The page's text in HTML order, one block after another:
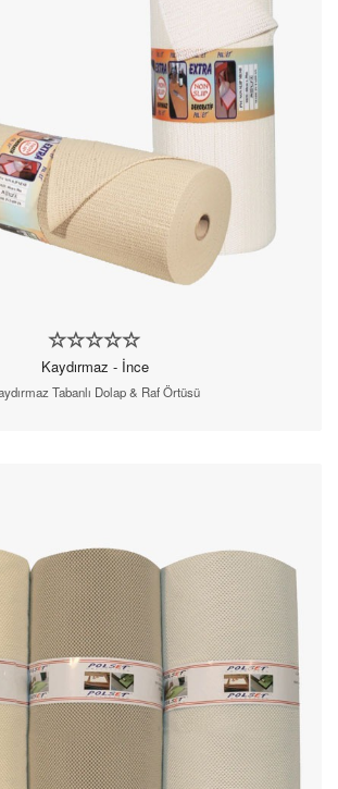
Kaydırmaz - İnce
Tabanlı Dolap & Raf Örtüsü